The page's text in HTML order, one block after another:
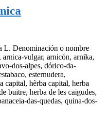
L. Denominación o nombre
vulgar, arnicón, arnika,
dos-alpes, dórico-da-
esternudera,
capital, hèrba capital, herba
buitre, herba de les caigudes,
das-quedas, quina-dos-